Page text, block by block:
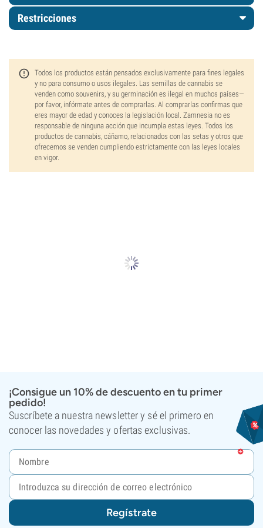
Restricciones
Todos los productos están pensados exclusivamente para fines legales
y no para consumo o usos ilegales. Las semillas de cannabis se
venden como souvenirs, y su germinación es ilegal en muchos países—
por favor, infórmate antes de comprarlas. Al comprarlas confirmas que
eres mayor de edad y conoces la legislación local. Zamnesia no es
responsable de ninguna acción que incumpla estas leyes. Todos los
productos de cannabis, cáñamo, relacionados con las setas y otros que
ofrecemos se venden cumpliendo estrictamente con las leyes locales
en vigor.
¡Consigue un 10% de descuento en tu primer
pedido!
Suscríbete a nuestra newsletter y sé el primero en
conocer las novedades y ofertas exclusivas.
Regístrate